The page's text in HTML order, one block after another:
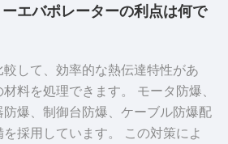
エバポレーターの利点は何で
して、効率的な熱伝達特性があ
料を処理できます。 モータ防爆、
爆、制御台防爆、ケーブル防爆配
採用しています。 この対策によ